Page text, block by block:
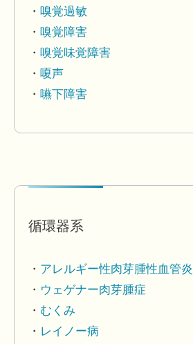
嗅覚過敏
嗅覚障害
嗅覚味覚障害
嗄声
嚥下障害
循環器系
アレルギー性肉芽腫性血管炎
ウェゲナー肉芽腫症
むくみ
レイノー病